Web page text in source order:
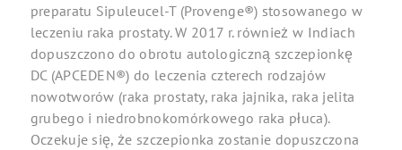
preparatu Sipuleucel-T (Provenge®) stosowanego w
leczeniu raka prostaty. W 2017 r. również w Indiach
dopuszczono do obrotu autologiczną szczepionkę
DC (APCEDEN®) do leczenia czterech rodzajów
nowotworów (raka prostaty, raka jajnika, raka jelita
grubego i niedrobnokomórkowego raka płuca).
Oczekuje się, że szczepionka zostanie dopuszczona